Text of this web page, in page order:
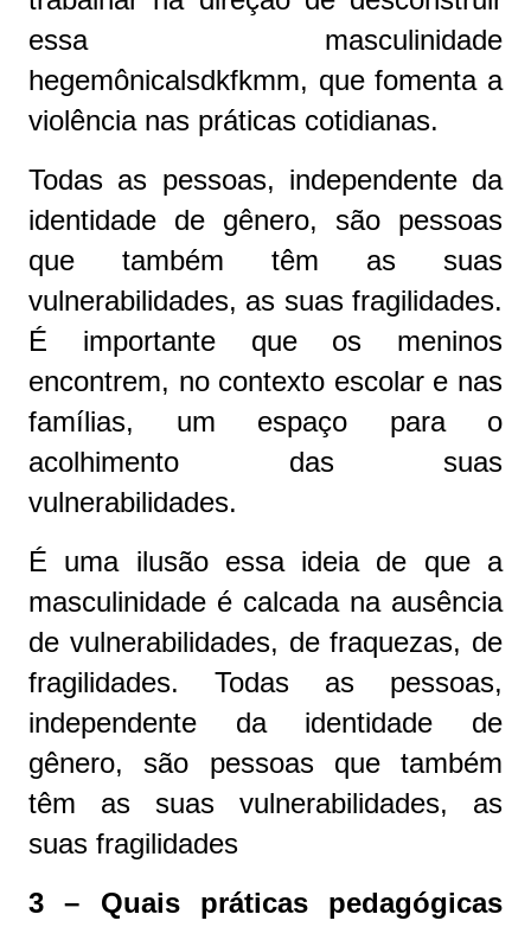
essa masculinidade
hegemônicalsdkfkmm, que fomenta a
violência nas práticas cotidianas.
Todas as pessoas, independente da
identidade de gênero, são pessoas
que também têm as suas
vulnerabilidades, as suas fragilidades.
É importante que os meninos
encontrem, no contexto escolar e nas
famílias, um espaço para o
acolhimento das suas
vulnerabilidades.
É uma ilusão essa ideia de que a
masculinidade é calcada na ausência
de vulnerabilidades, de fraquezas, de
fragilidades. Todas as pessoas,
independente da identidade de
gênero, são pessoas que também
têm as suas vulnerabilidades, as
suas fragilidades
3 – Quais práticas pedagógicas